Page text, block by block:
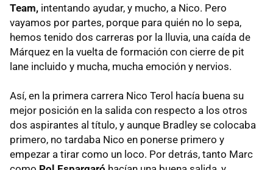
Team, intentando ayudar, y mucho, a Nico. Pero
vayamos por partes, porque para quién no lo sepa,
hemos tenido dos carreras por la lluvia, una caída de
Márquez en la vuelta de formación con cierre de pit
lane incluido y mucha, mucha emoción y nervios.
Así, en la primera carrera Nico Terol hacía buena su
mejor posición en la salida con respecto a los otros
dos aspirantes al título, y aunque Bradley se colocaba
primero, no tardaba Nico en ponerse primero y
empezar a tirar como un loco. Por detrás, tanto Marc